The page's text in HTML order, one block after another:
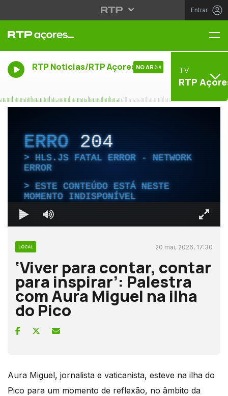
Entrar
RTP Noticias/RTP Açores NO AR TV
RTP
ERRO204
HLS.JS FATAL ERROR - NETWORK
ERROR
ESTE CONTEÚDO ESTÁ NESTE
MOMENTO INDISPONÍVEL
LOCAL 20 mai, 2026, 17:30
‘Viver para contar, contar
para inspirar’: Palestra
com Aura Miguel na ilha
do Pico
Aura Miguel, jornalista e vaticanista, esteve na ilha do
Pico para um momento de reflexão, no âmbito da